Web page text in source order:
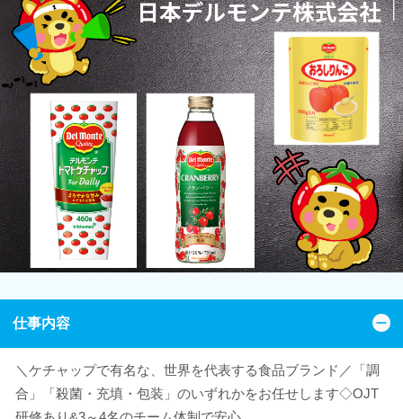
仕事内容
＼ケチャップで有名な、世界を代表する食品ブランド／「調
合」「殺菌・充填・包装」のいずれかをお任せします◇OJT